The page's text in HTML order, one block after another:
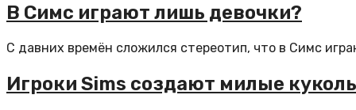
В Симс играют лишь девочки?
С давних времён сложился стереотип, что в Симс
Игроки Sims создают милые